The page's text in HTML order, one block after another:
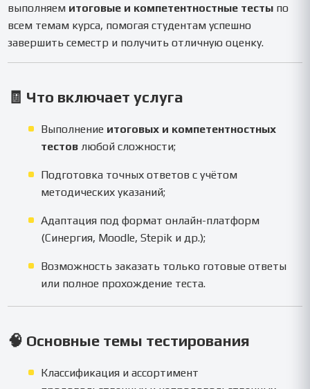
выполняем итоговые и компетентностные тесты по
всем темам курса, помогая студентам успешно
завершить семестр и получить отличную оценку.
🧾 Что включает услуга
Выполнение итоговых и компетентностных
тестов любой сложности;
Подготовка точных ответов с учётом
методических указаний;
Адаптация под формат онлайн-платформ
(Синергия, Moodle, Stepik и др.);
Возможность заказать только готовые ответы
или полное прохождение теста.
🧠 Основные темы тестирования
Классификация и ассортимент